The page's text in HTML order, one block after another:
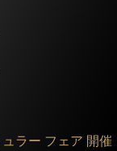
ラー フェア 開催